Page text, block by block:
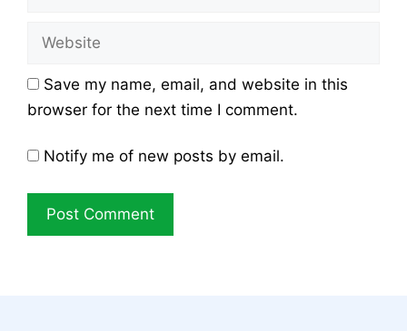
Website
Save my name, email, and website in this
browser for the next time I comment.
Notify me of new posts by email.